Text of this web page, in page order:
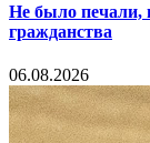
Не было печали,
гражданства
06.08.2026